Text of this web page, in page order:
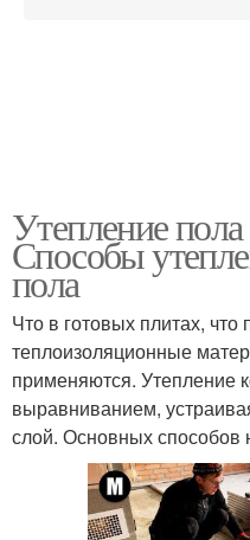
Утепление
Способы
пола
Что в готовых плитах,
теплоизоляционные
применяются. Утепление
выравниванием,
слой. Основных способов